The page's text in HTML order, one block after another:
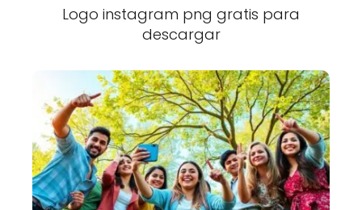
Logo instagram png gratis para
descargar